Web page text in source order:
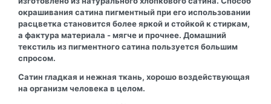
окрашивания сатина пигментный при его использовании
расцветка становится более яркой и стойкой к стиркам,
а фактура материала - мягче и прочнее. Домашний
текстиль из пигментного сатина пользуется большим
спросом.
Сатин гладкая и нежная ткань, хорошо воздействующая
на организм человека в целом.